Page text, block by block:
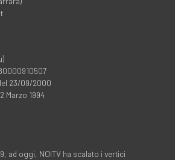
23/09/2000
Marzo 1994
ad oggi, NOITV ha scalato i vertici